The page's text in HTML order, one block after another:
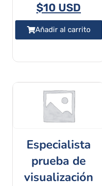
$10 USD
Añadir al carrito
Especialista
prueba de
visualización